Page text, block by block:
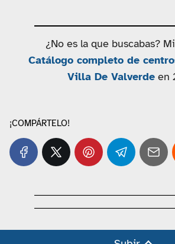
¿No es la que buscabas?
Catálogo completo de
Villa De Valverdeen
¡COMPÁRTELO!